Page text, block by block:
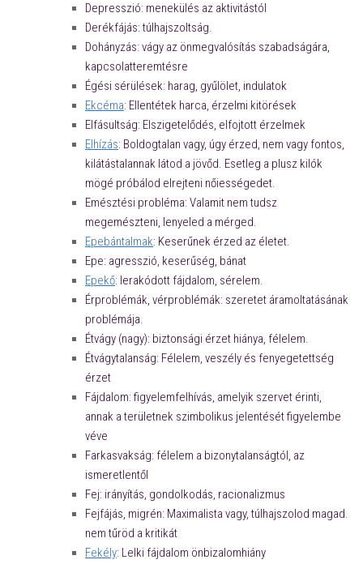
Depresszió: menekülés az aktivitástól
Derékfájás: túlhajszoltság.
Dohányzás: vágy az önmegvalósítás szabadságára,
kapcsolatteremtésre
Égési sérülések: harag, gyűlölet, indulatok
Ekcéma: Ellentétek harca, érzelmi kitörések
Elfásultság: Elszigetelődés, elfojtott érzelmek
Elhízás: Boldogtalan vagy, úgy érzed, nem vagy fontos,
kilátástalannak látod a jövőd. Esetleg a plusz kilók
mögé próbálod elrejteni nőiességedet.
Emésztési probléma: Valamit nem tudsz
megemészteni, lenyeled a mérged.
Epebántalmak: Keserűnek érzed az életet.
Epe: agresszió, keserűség, bánat
Epekő: lerakódott fájdalom, sérelem.
Érproblémák, vérproblémák: szeretet áramoltatásának
problémája.
Étvágy (nagy): biztonsági érzet hiánya, félelem.
Étvágytalanság: Félelem, veszély és fenyegetettség
érzet
Fájdalom: figyelemfelhívás, amelyik szervet érinti,
annak a területnek szimbolikus jelentését figyelembe
véve
Farkasvakság: félelem a bizonytalanságtól, az
ismeretlentől
Fej: irányítás, gondolkodás, racionalizmus
Fejfájás, migrén: Maximalista vagy, túlhajszolod magad.
nem tűröd a kritikát
Fekély: Lelki fájdalom önbizalomhiány